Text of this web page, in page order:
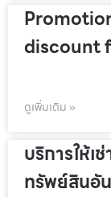
discount
ดูเพิ่มเติม »
บริการให้เ
ทรัพย์สินอั